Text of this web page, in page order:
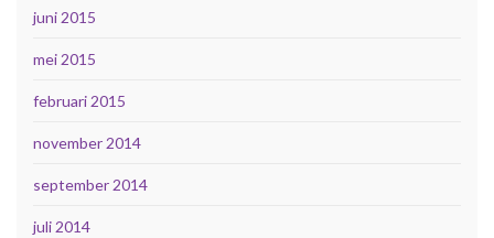
juni 2015
mei 2015
februari 2015
november 2014
september 2014
juli 2014